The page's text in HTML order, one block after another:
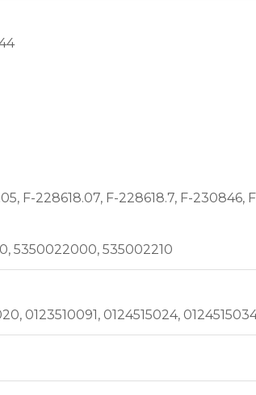
F-228618.07, F-228618.7, F-
5350022000, 535002210
0123510091, 0124515024,